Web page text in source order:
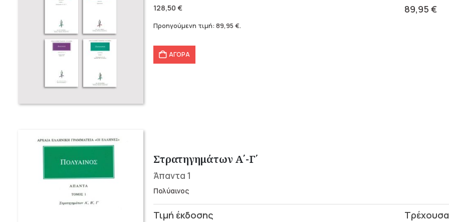
128,50 €
price
was:
89,95 €
τρέχουσα
τιμή
89,95 €.
Προηγούμενη τιμή: 89,95 €.
ΑΓΟΡΑ
Στρατηγημάτων Α΄-Γ΄
Άπαντα 1
Πολύαινος
Original
Η